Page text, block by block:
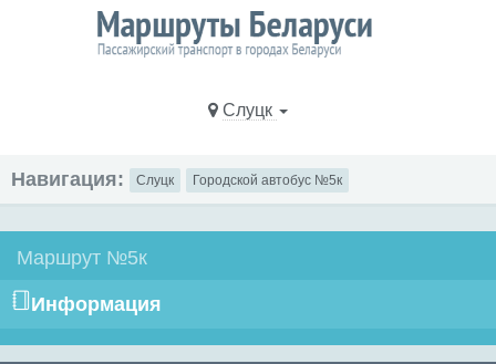
Слуцк
Навигация: Слуцк Городской автобус №5к
Маршрут №5к
Информация